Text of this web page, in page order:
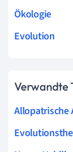
Ökologie
Evolution
Verwandte
Allopatrische